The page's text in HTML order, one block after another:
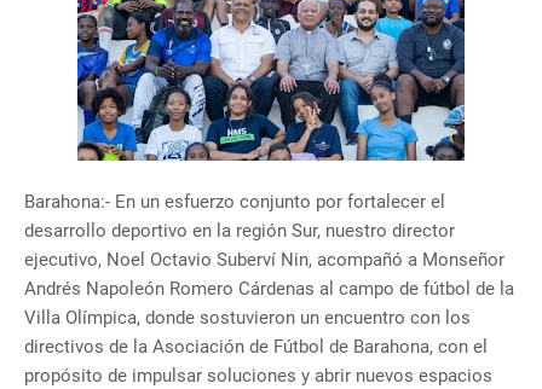
Barahona:- En un esfuerzo conjunto por fortalecer el
desarrollo deportivo en la región Sur, nuestro director
ejecutivo, Noel Octavio Suberví Nin, acompañó a Monseñor
Andrés Napoleón Romero Cárdenas al campo de fútbol de la
Villa Olímpica, donde sostuvieron un encuentro con los
directivos de la Asociación de Fútbol de Barahona, con el
propósito de impulsar soluciones y abrir nuevos espacios